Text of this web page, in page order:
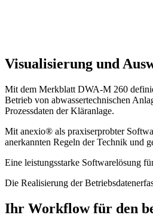
Visualisierung und
Mit dem Merkblatt DWA-M 260
Betrieb von abwassertechnischen
Prozessdaten der Kläranlage.
Mit anexio® als praxiserprobter
anerkannten Regeln der Technik und
Eine leistungsstarke Softwarelösung
Die Realisierung der
Ihr Workflow für den